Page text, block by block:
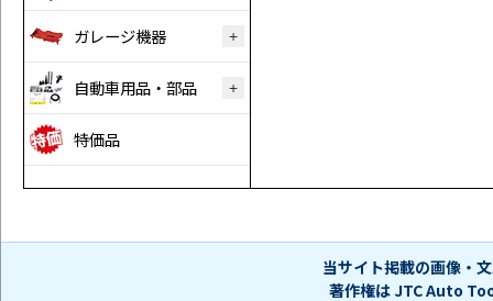
ガレージ機器
自動車用品・部品
特価品
当サイト掲載の画像・
著作権は JTC Auto